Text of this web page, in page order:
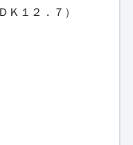
Ｋ１２．７）